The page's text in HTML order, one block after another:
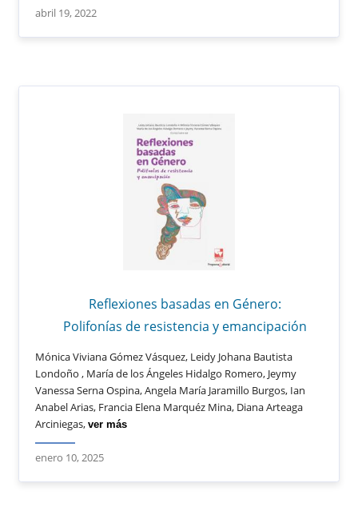
abril 19, 2022
Reflexiones basadas en Género:
Polifonías de resistencia y emancipación
Mónica Viviana Gómez Vásquez, Leidy Johana Bautista
Londoño , María de los Ángeles Hidalgo Romero, Jeymy
Vanessa Serna Ospina, Angela María Jaramillo Burgos, Ian
Anabel Arias, Francia Elena Marquéz Mina, Diana Arteaga
Arciniegas,ver más
enero 10, 2025